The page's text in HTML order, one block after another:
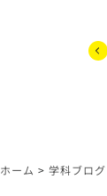
ホーム > 学科ブログ